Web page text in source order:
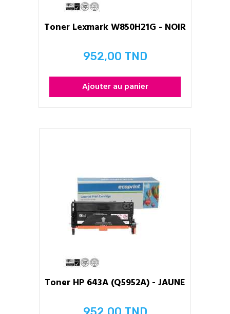
Toner Lexmark W850H21G - NOIR
Prix
952,00 TND
Ajouter au panier
Toner HP 643A (Q5952A) - JAUNE